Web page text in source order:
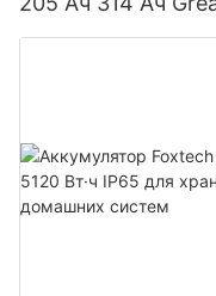
Вт·ч IP65